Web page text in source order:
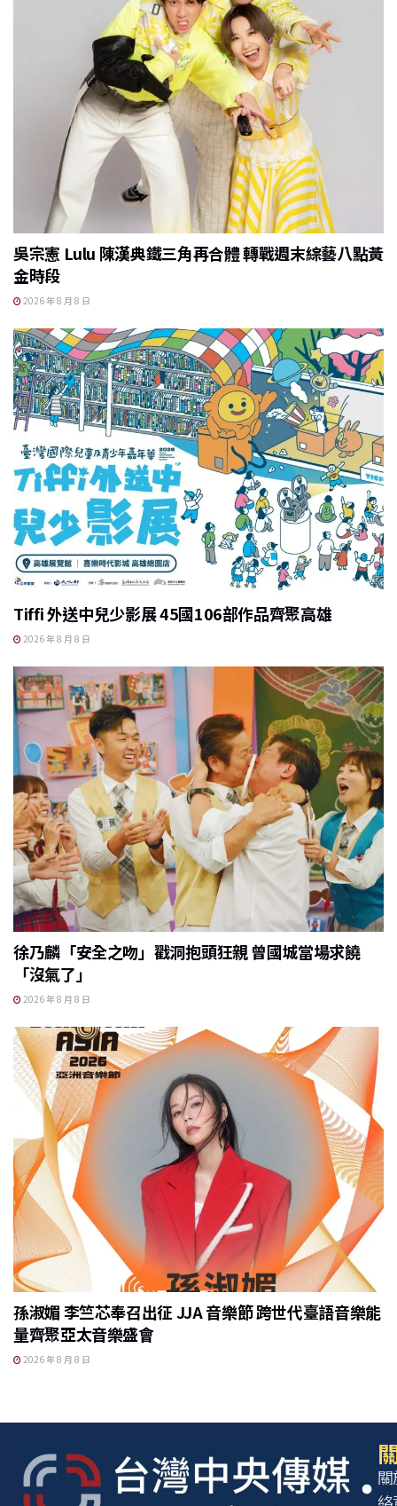
吳宗憲 Lulu 陳漢典鐵三角再合體 轉戰週末綜藝八點黃
金時段
2026 年 8 月 8 日
Tiffi 外送中兒少影展 45國106部作品齊聚高雄
2026 年 8 月 8 日
徐乃麟「安全之吻」戳洞抱頭狂親 曾國城當場求饒
「沒氣了」
2026 年 8 月 8 日
孫淑媚 李竺芯奉召出征 JJA 音樂節 跨世代臺語音樂能
量齊聚亞太音樂盛會
2026 年 8 月 8 日